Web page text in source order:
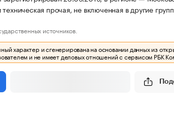
техническая прочая, не включенная в другие
источников.
характер и сгенерирована на основании данных из
и не имеет деловых отношений с сервисом РБК